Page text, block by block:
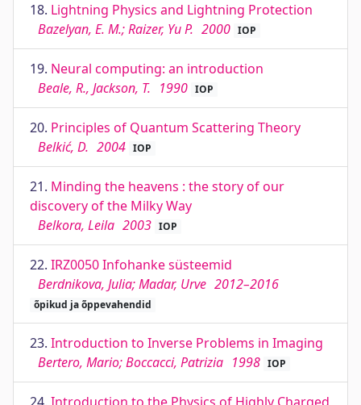
18. Lightning Physics and Lightning Protection
Bazelyan, E. M.; Raizer, Yu P. 2000 IOP
19. Neural computing: an introduction
Beale, R., Jackson, T. 1990 IOP
20. Principles of Quantum Scattering Theory
Belkić, D. 2004 IOP
21. Minding the heavens : the story of our
discovery of the Milky Way
Belkora, Leila 2003 IOP
22. IRZ0050 Infohanke süsteemid
Berdnikova, Julia; Madar, Urve 2012–2016
õpikud ja õppevahendid
23. Introduction to Inverse Problems in Imaging
Bertero, Mario; Boccacci, Patrizia 1998 IOP